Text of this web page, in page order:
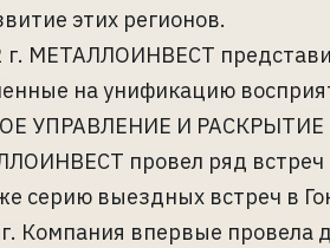
этих регионов.
г. МЕТАЛЛОИНВЕСТ
на унификацию
УПРАВЛЕНИЕ И
провел ряд
серию выездных встреч в
г. Компания впервые